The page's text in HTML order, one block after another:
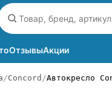
ОтзывыАкции
Concord Автокресло